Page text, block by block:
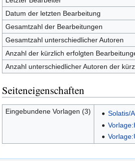
Datum der letzten Bearbeitung
Gesamtzahl der Bearbeitungen
Gesamtzahl unterschiedlicher Autoren
Anzahl der kürzlich erfolgten
Anzahl unterschiedlicher Autoren der
Seiteneigenschaften
Eingebundene Vorlagen (3)
Solatis/